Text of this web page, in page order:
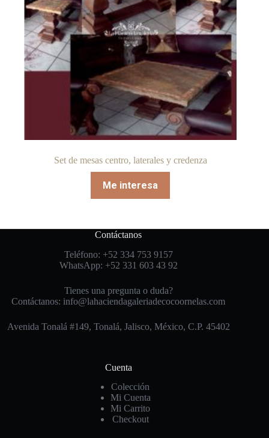
Set de mesas centro, laterales y credenza
Me interesa
Contáctanos
Teléfono: +52 334 753 9157
WhatsApp: +52 331 603 43 92
Tienes una pregunta o duda?
Contáctanos: info@lahaciendagaleriadecocoornelas.com
Avenida Tonalá #149, Tonalá, Jalisco, México, C.P. 45402
Cuenta
Colección
Mi Cuenta
Mi Carrito
Checkout